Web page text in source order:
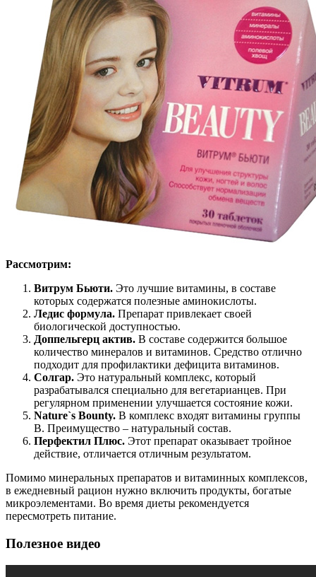
Рассмотрим:
Витрум Бьюти. Это лучшие витамины, в составе
которых содержатся полезные аминокислоты.
Ледис формула. Препарат привлекает своей
биологической доступностью.
Доппельгерц актив. В составе содержится большое
количество минералов и витаминов. Средство отлично
подходит для профилактики дефицита витаминов.
Солгар. Это натуральный комплекс, который
разрабатывался специально для вегетарианцев. При
регулярном применении улучшается состояние кожи.
Nature`s Bounty. В комплекс входят витамины группы
В. Преимущество – натуральный состав.
Перфектил Плюс. Этот препарат оказывает тройное
действие, отличается отличным результатом.
Помимо минеральных препаратов и витаминных комплексов,
в ежедневный рацион нужно включить продукты, богатые
микроэлементами. Во время диеты рекомендуется
пересмотреть питание.
Полезное видео